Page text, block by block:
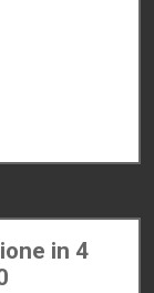
in 4